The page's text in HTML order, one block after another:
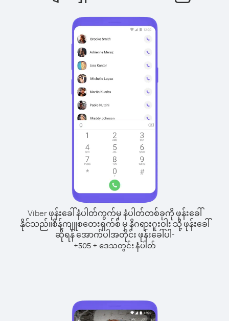
Viber ဖုန်းခေါ်နံပါတ်ကွက်မှ နံပါတ်တစ်ခုကို ဖုန်းခေါ်
နိုင်သည်။စိန့်ကျူစတေးရှက်စ် မှ နိဂရားဂူးဝါး သို့ ဖုန်းခေါ်
ဆိုရန် အောက်ပါအတိုင်း ဖုန်းခေါ်ပါ-
+505+ ဒေသတွင်း နံပါတ်